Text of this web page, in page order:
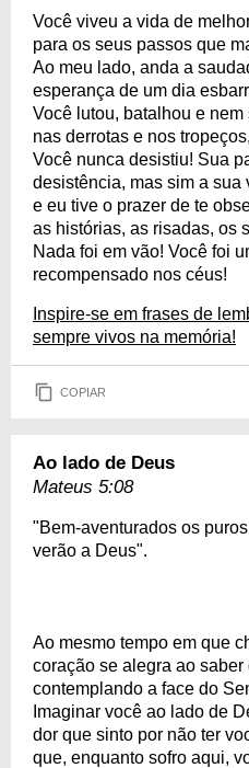
Você viveu a vida de
para os seus passos que
Ao meu lado, anda a
esperança de um dia
Você lutou, batalhou e
nas derrotas e nos
Você nunca desistiu! Sua
desistência, mas sim a sua
e eu tive o prazer de te
as histórias, as risadas, os
Nada foi em vão! Você foi
recompensado nos céus!
Inspire-se em frases de
sempre vivos na memória!
COPIAR
Ao lado de Deus
Mateus 5:08
"Bem-aventurados os
verão a Deus".
Ao mesmo tempo em que
coração se alegra ao saber
contemplando a face do
Imaginar você ao lado de
dor que sinto por não ter
que, enquanto sofro aqui,